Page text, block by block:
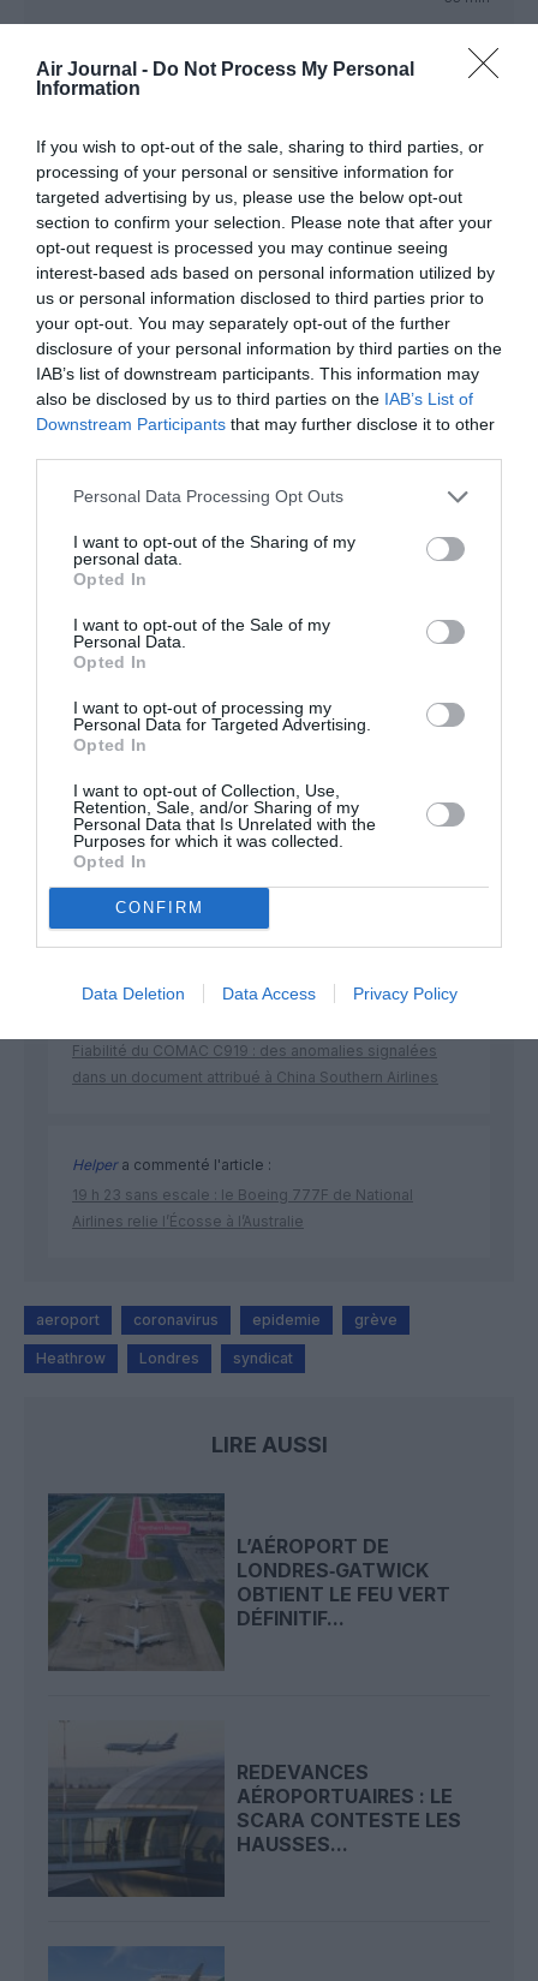
Air Journal - Do Not Process My Personal
Information
If you wish to opt-out of the sale, sharing to third parties, or
processing of your personal or sensitive information for
targeted advertising by us, please use the below opt-out
section to confirm your selection. Please note that after your
opt-out request is processed you may continue seeing
interest-based ads based on personal information utilized by
us or personal information disclosed to third parties prior to
your opt-out. You may separately opt-out of the further
disclosure of your personal information by third parties on the
IAB’s list of downstream participants. This information may
also be disclosed by us to third parties on the IAB’s List of
Downstream Participants that may further disclose it to other
Personal Data Processing Opt Outs
I want to opt-out of the Sharing of my
personal data.
Opted In
I want to opt-out of the Sale of my
Personal Data.
Opted In
I want to opt-out of processing my
Personal Data for Targeted Advertising.
Opted In
I want to opt-out of Collection, Use,
Retention, Sale, and/or Sharing of my
Personal Data that Is Unrelated with the
Purposes for which it was collected.
Opted In
CONFIRM
Data Deletion Data Access Privacy Policy
RÉPONDRE
PIERRE
18 novembre 2020 -
Oui, invisible et inutile car elle ne dérangera
personne. Merci le covid
RÉPONDRE
LAISSER UN COMMENTAIRE
NOUS SOUTENIR
DERNIERS COMMENTAIRES
Fiabilité du COMAC C919 : des anomalies signalées
dans un document attribué à China Southern Airlines
Helpera commenté l'article :
19 h 23 sans escale : le Boeing 777F de National
Airlines relie l’Écosse à l’Australie
aeroport coronavirus epidemie grève
Heathrow Londres syndicat
LIRE AUSSI
L’AÉROPORT DE
LONDRES‑GATWICK
OBTIENT LE FEU VERT
DÉFINITIF...
REDEVANCES
AÉROPORTUAIRES : LE
SCARA CONTESTE LES
HAUSSES...